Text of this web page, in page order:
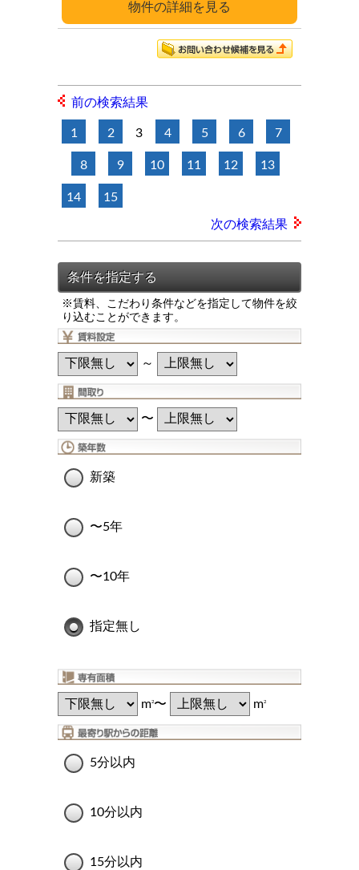
詳細
前の検索結果
1 2 3 4 5 6 7
8 9 10 11 12 13
14 15
次の検索結果
※賃料、こだわり条件などを指定して物件を絞
り込むことができます。
～
〜
新築
〜5年
〜10年
指定無し
m2〜 m2
5分以内
10分以内
15分以内